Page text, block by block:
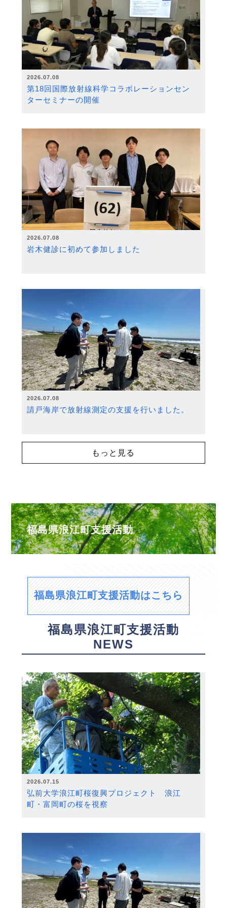
2026.07.08
第18回国際放射線科学コラボレーションセン
ターセミナーの開催
2026.07.08
岩木健診に初めて参加しました
2026.07.08
請戸海岸で放射線測定の支援を行いました。
もっと見る
福島県浪江町支援活動
福島県浪江町支援活動はこちら
福島県浪江町支援活動
NEWS
2026.07.15
弘前大学浪江町桜復興プロジェクト 浪江
町・富岡町の桜を視察